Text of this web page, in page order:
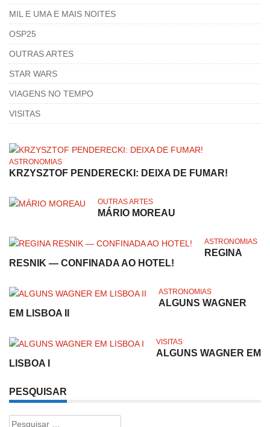
MIL E UMA E MAIS NOITES
OSP25
OUTRAS ARTES
STAR WARS
VIAGENS NO TEMPO
VISITAS
ASTRONOMIAS
KRZYSZTOF PENDERECKI: DEIXA DE FUMAR!
OUTRAS ARTES
MÁRIO MOREAU
ASTRONOMIAS
REGINA
RESNIK — CONFINADA AO HOTEL!
ASTRONOMIAS
ALGUNS WAGNER
EM LISBOA II
VISITAS
ALGUNS WAGNER EM
LISBOA I
PESQUISAR
Pesquisar